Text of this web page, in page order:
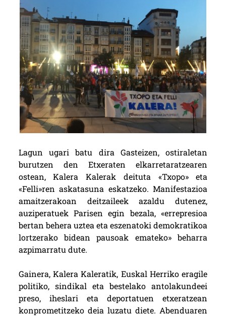
Lagun ugari batu dira Gasteizen, ostiraletan
burutzen den Etxeraten elkarretaratzearen
ostean, Kalera Kalerak deituta «Txopo» eta
«Felli»ren askatasuna eskatzeko. Manifestazioa
amaitzerakoan deitzaileek azaldu dutenez,
auziperatuek Parisen egin bezala, «errepresioa
bertan behera uztea eta eszenatoki demokratikoa
lortzerako bidean pausoak emateko» beharra
azpimarratu dute.
Gainera, Kalera Kaleratik, Euskal Herriko eragile
politiko, sindikal eta bestelako antolakundeei
preso, iheslari eta deportatuen etxeratzean
konprometitzeko deia luzatu diete. Abenduaren